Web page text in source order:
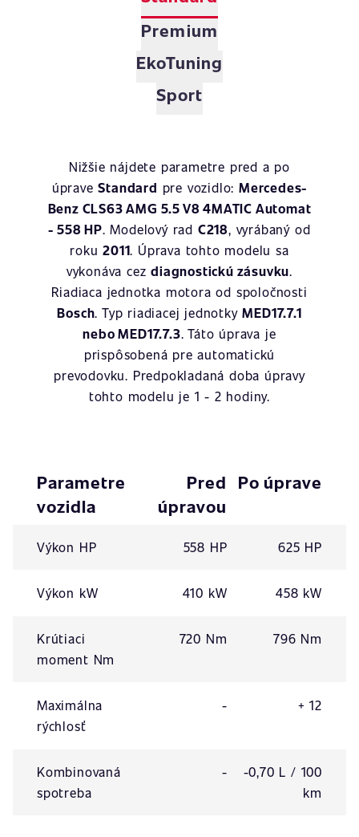
Premium
EkoTuning
Sport
Nižšie nájdete parametre pred a po
úpraveStandard pre vozidlo: Mercedes-
Benz CLS63 AMG 5.5 V8 4MATIC Automat
- 558 HP. Modelový rad C218, vyrábaný od
roku2011. Úprava tohto modelu sa
vykonáva cezdiagnostickú zásuvku.
Riadiaca jednotka motora od spoločnosti
Bosch. Typ riadiacej jednotkyMED17.7.1
nebo MED17.7.3. Táto úprava je
prispôsobená pre automatickú
prevodovku. Predpokladaná doba úpravy
tohto modelu je 1 - 2 hodiny.
Parametre
vozidla
Pred
úpravou
Po úprave
Výkon HP 558 HP 625 HP
Výkon kW 410 kW 458 kW
Krútiaci
moment Nm
720 Nm 796 Nm
Maximálna
rýchlosť
- + 12
Kombinovaná
spotreba
-
-0,70 L / 100
km